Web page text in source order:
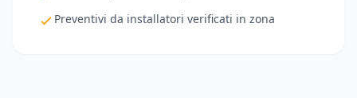
Preventivi da installatori verificati in zona